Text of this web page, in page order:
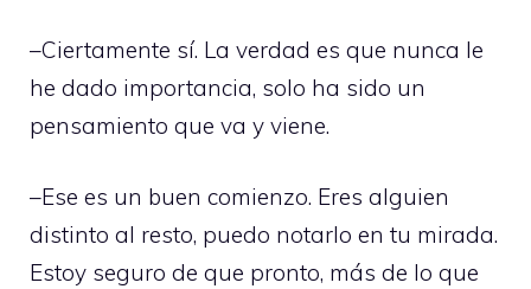
–Ciertamente sí. La verdad es que nunca le
he dado importancia, solo ha sido un
pensamiento que va y viene.
–Ese es un buen comienzo. Eres alguien
distinto al resto, puedo notarlo en tu mirada.
Estoy seguro de que pronto, más de lo que